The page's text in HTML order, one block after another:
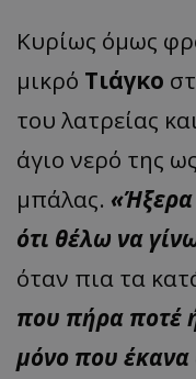
Κυρίως όμως
μικρό Τιάγκο
του λατρείας
άγιο νερό της
μπάλας.
ότι θέλω να
όταν πια τα
που πήρα ποτέ
μόνο που έκανα